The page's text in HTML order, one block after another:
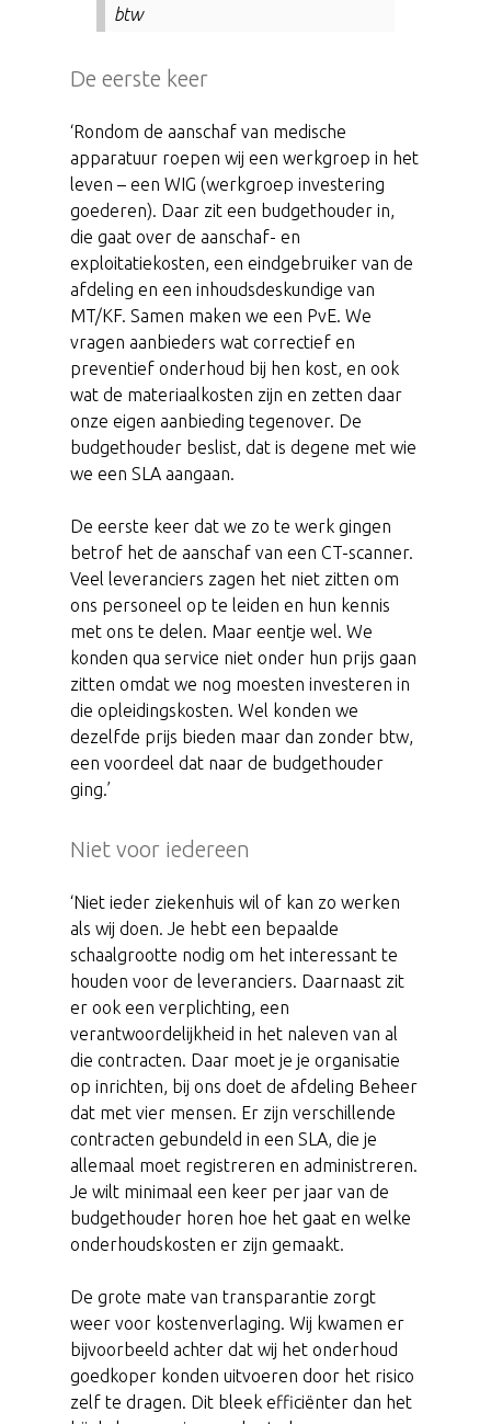
btw
De eerste keer
‘Rondom de aanschaf van medische
apparatuur roepen wij een werkgroep in het
leven – een WIG (werkgroep investering
goederen). Daar zit een budgethouder in,
die gaat over de aanschaf- en
exploitatiekosten, een eindgebruiker van de
afdeling en een inhoudsdeskundige van
MT/KF. Samen maken we een PvE. We
vragen aanbieders wat correctief en
preventief onderhoud bij hen kost, en ook
wat de materiaalkosten zijn en zetten daar
onze eigen aanbieding tegenover. De
budgethouder beslist, dat is degene met wie
we een SLA aangaan.
De eerste keer dat we zo te werk gingen
betrof het de aanschaf van een CT-scanner.
Veel leveranciers zagen het niet zitten om
ons personeel op te leiden en hun kennis
met ons te delen. Maar eentje wel. We
konden qua service niet onder hun prijs gaan
zitten omdat we nog moesten investeren in
die opleidingskosten. Wel konden we
dezelfde prijs bieden maar dan zonder btw,
een voordeel dat naar de budgethouder
ging.’
Niet voor iedereen
‘Niet ieder ziekenhuis wil of kan zo werken
als wij doen. Je hebt een bepaalde
schaalgrootte nodig om het interessant te
houden voor de leveranciers. Daarnaast zit
er ook een verplichting, een
verantwoordelijkheid in het naleven van al
die contracten. Daar moet je je organisatie
op inrichten, bij ons doet de afdeling Beheer
dat met vier mensen. Er zijn verschillende
contracten gebundeld in een SLA, die je
allemaal moet registreren en administreren.
Je wilt minimaal een keer per jaar van de
budgethouder horen hoe het gaat en welke
onderhoudskosten er zijn gemaakt.
De grote mate van transparantie zorgt
weer voor kostenverlaging. Wij kwamen er
bijvoorbeeld achter dat wij het onderhoud
goedkoper konden uitvoeren door het risico
zelf te dragen. Dit bleek efficiënter dan het